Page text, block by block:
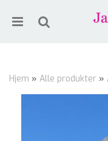
Hjem » Alle produkter »